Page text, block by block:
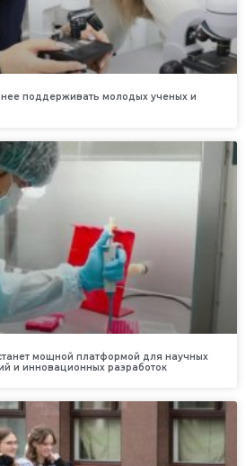
поддерживать молодых ученых и
мощной платформой для научных
и инновационных разработок